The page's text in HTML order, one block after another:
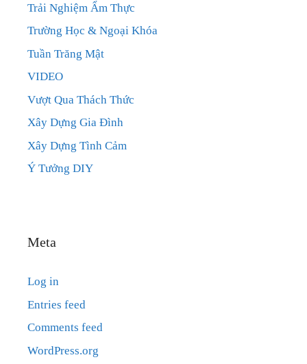
Trải Nghiệm Ẩm Thực
Trường Học & Ngoại Khóa
Tuần Trăng Mật
VIDEO
Vượt Qua Thách Thức
Xây Dựng Gia Đình
Xây Dựng Tình Cảm
Ý Tưởng DIY
Meta
Log in
Entries feed
Comments feed
WordPress.org